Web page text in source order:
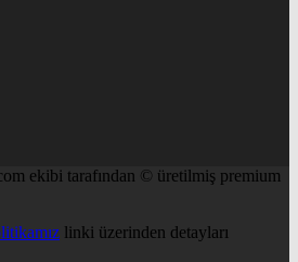
ekibi tarafından © üretilmiş premium
linki üzerinden detayları